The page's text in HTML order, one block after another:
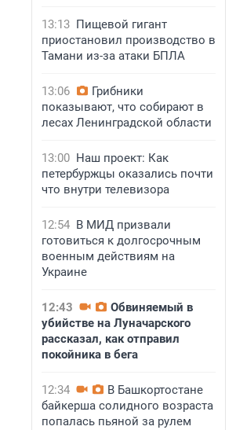
13:13 Пищевой гигант
приостановил производство в
Тамани из-за атаки БПЛА
13:06
Грибники
показывают, что собирают в
лесах Ленинградской области
13:00 Наш проект: Как
петербуржцы оказались почти
что внутри телевизора
12:54 В МИД призвали
готовиться к долгосрочным
военным действиям на
Украине
12:43
Обвиняемый в
убийстве на Луначарского
рассказал, как отправил
покойника в бега
12:34
В Башкортостане
байкерша солидного возраста
попалась пьяной за рулем